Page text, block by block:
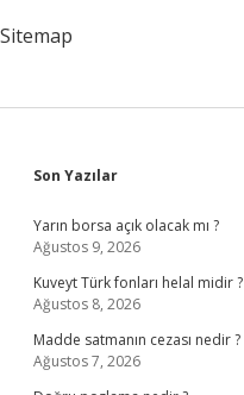
Sitemap
Sidebar
Son Yazılar
Yarın borsa açık olacak mı ?
Ağustos 9, 2026
Kuveyt Türk fonları helal midir ?
Ağustos 8, 2026
Madde satmanın cezası nedir ?
Ağustos 7, 2026